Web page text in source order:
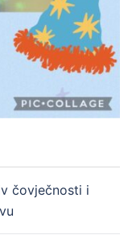
čovječnosti i